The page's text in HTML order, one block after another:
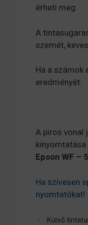
érheti meg.
A
szemét,
Ha a számok
eredményét:
A piros vonal
Epson WF –
Ha szívesen
nyomtatókat!
Külső